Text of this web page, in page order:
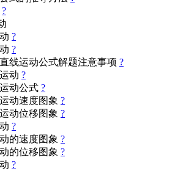
?
?
?
线运动公式解题注意事项 ?
动 ?
动公式 ?
动速度图象 ?
动位移图象 ?
?
的速度图象 ?
的位移图象 ?
?